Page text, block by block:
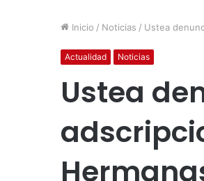
Inicio / Noticias / Ustea
Actualidad Noticias
Ustea